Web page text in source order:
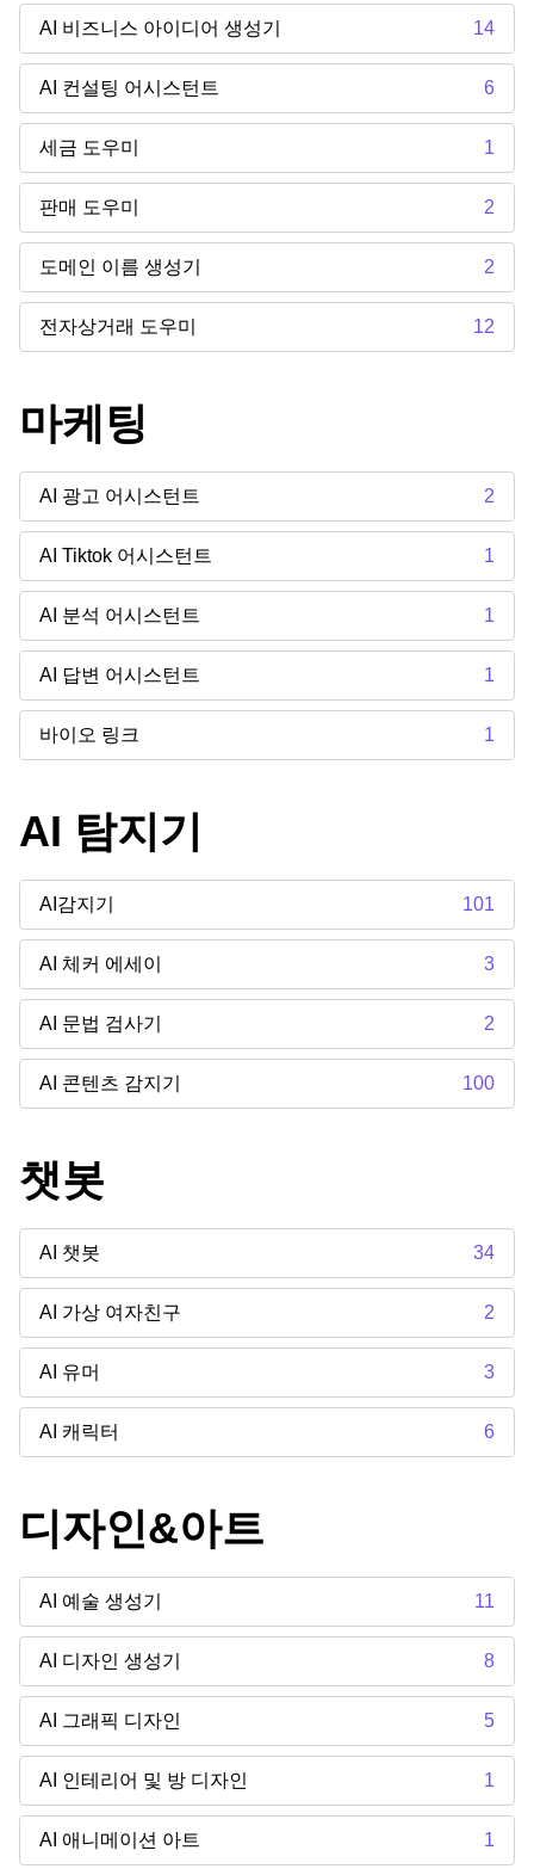
AI 비즈니스 아이디어 생성기 14
AI 컨설팅 어시스턴트 6
세금 도우미 1
판매 도우미 2
도메인 이름 생성기 2
전자상거래 도우미 12
마케팅
AI 광고 어시스턴트 2
AI Tiktok 어시스턴트 1
AI 분석 어시스턴트 1
AI 답변 어시스턴트 1
바이오 링크 1
AI 탐지기
AI감지기 101
AI 체커 에세이 3
AI 문법 검사기 2
AI 콘텐츠 감지기 100
챗봇
AI 챗봇 34
AI 가상 여자친구 2
AI 유머 3
AI 캐릭터 6
디자인&아트
AI 예술 생성기 11
AI 디자인 생성기 8
AI 그래픽 디자인 5
AI 인테리어 및 방 디자인 1
AI 애니메이션 아트 1